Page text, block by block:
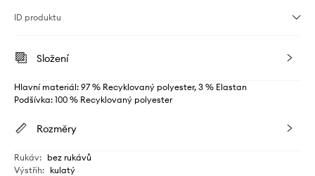
ID produktu
Složení
Hlavní materiál: 97 % Recyklovaný polyester, 3 % Elastan
Podšívka: 100 % Recyklovaný polyester
Rozměry
Rukáv: bez rukávů
Výstřih: kulatý